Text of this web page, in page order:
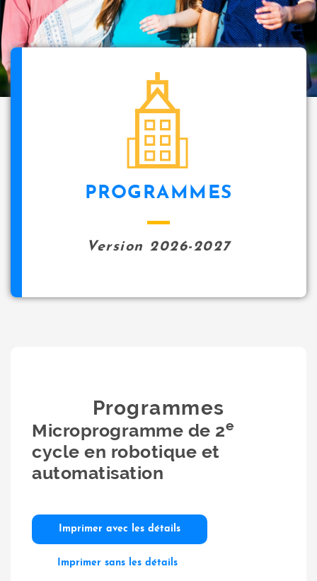
p
a
l
PROGRAMMES
Version 2026-2027
Programmes
Microprogramme de 2e
cycle en robotique et
automatisation
Imprimer avec les détails
Imprimer sans les détails